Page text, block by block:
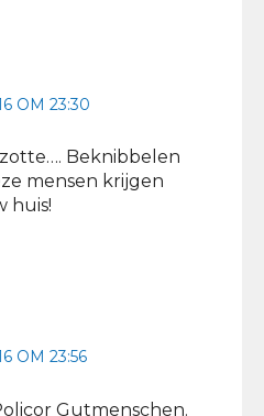
OM 23:30
Beknibbelen
mensen krijgen
huis!
OM 23:56
Gutmenschen.